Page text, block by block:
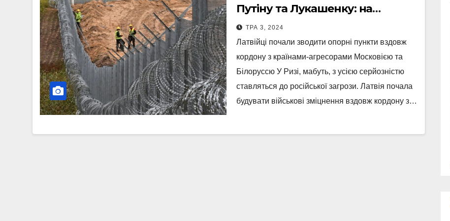
Путіну та Лукашенку: на
кордоні риють окопи та рови
ТРА 3, 2024
Латвійці почали зводити опорні пункти вздовж
кордону з країнами-агресорами Московією та
Білоруссю У Ризі, мабуть, з усією серйозністю
ставляться до російської загрози. Латвія почала
будувати військові зміцнення вздовж кордону з…